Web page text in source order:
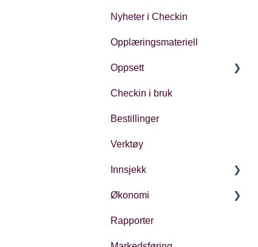
Nyheter i Checkin
Opplæringsmateriell
Oppsett
Kontoinnstillinger
Oppsett av arrangement
Checkin i bruk
Bestillinger
Verktøy
Innsjekk
Generelt
Ulike typer innsjekk
Økonomi
Økonomi i Checkin
Rapporter